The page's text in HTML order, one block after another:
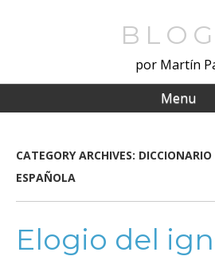
por Martín
Menu
CATEGORY ARCHIVES:
ESPAÑOLA
Elogio del